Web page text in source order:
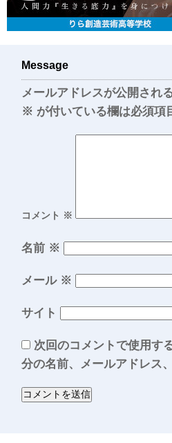
Message
メールアドレスが公開され
※ が付いている欄は必須項
コメント ※
名前 ※
メール ※
サイト
次回のコメントで使用す
分の名前、メールアドレス